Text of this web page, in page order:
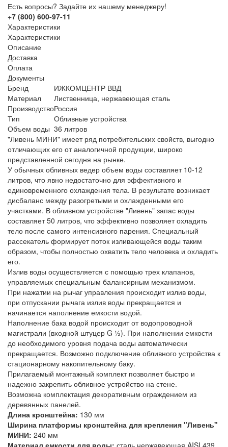
Есть вопросы? Задайте их нашему менеджеру!
+7 (800) 600-97-11
Характеристики
Характеристики
Описание
Доставка
Оплата
Документы
Бренд
ИЖКОМЦЕНТР ВВД
Материал
Лиственница, нержавеющая сталь
ПроизводствоРоссия
Тип
Обливные устройства
Объем воды 36 литров
"Ливень МИНИ" имеет ряд потребительских свойств, выгодно
отличающих его от аналогичной продукции, широко
представленной сегодня на рынке.
У обычных обливных ведер объем воды составляет 10-12
литров, что явно недостаточно для эффективного и
единовременного охлаждения тела. В результате возникает
дисбаланс между разогретыми и охлажденными его
участками. В обливном устройстве "Ливень" запас воды
составляет 50 литров, что эффективно позволяет охладить
тело после самого интенсивного парения. Специальный
рассекатель формирует поток изливающейся воды таким
образом, чтобы полностью охватить тело человека и охладить
его.
Излив воды осуществляется с помощью трех клапанов,
управляемых специальным балансирным механизмом.
При нажатии на рычаг управления происходит излив воды,
при отпускании рычага излив воды прекращается и
начинается наполнение емкости водой.
Наполнение бака водой происходит от водопроводной
магистрали (входной штуцер G ½). При наполнении емкости
до необходимого уровня подача воды автоматически
прекращается. Возможно подключение обливного устройства к
стационарному накопительному баку.
Прилагаемый монтажный комплект позволяет быстро и
надежно закрепить обливное устройство на стене.
Возможна комплектация декоративным ограждением из
деревянных панелей.
Длина кронштейна: 130 мм
Ширина платформы кронштейна для крепления "Ливень"
МИНИ: 240 мм
Материал емкости для воды: сталь нержавеющая AISI 439